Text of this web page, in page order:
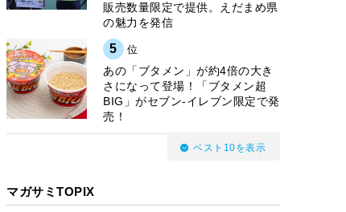
販売数量限定で提供。えだまめ県
の魅力を発信
5 位
あの「ブタメン」が約4倍の大き
さになって登場！「ブタメン超
BIG」がセブン‐イレブン限定で発
売！
ベスト10を表示
マガサミTOPIX